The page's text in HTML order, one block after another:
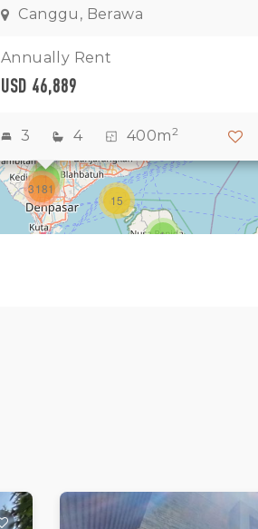
1
1
15
3181
Canggu, Berawa
Annually Rent
USD 46,889
3 4 400m2